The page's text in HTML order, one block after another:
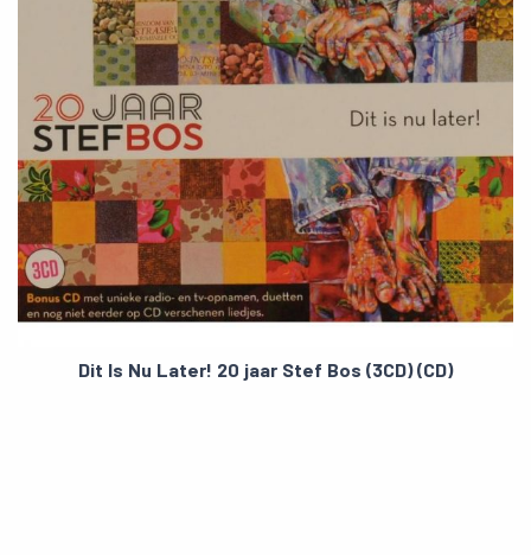
Dit Is Nu Later! 20 jaar Stef Bos (3CD) (CD)